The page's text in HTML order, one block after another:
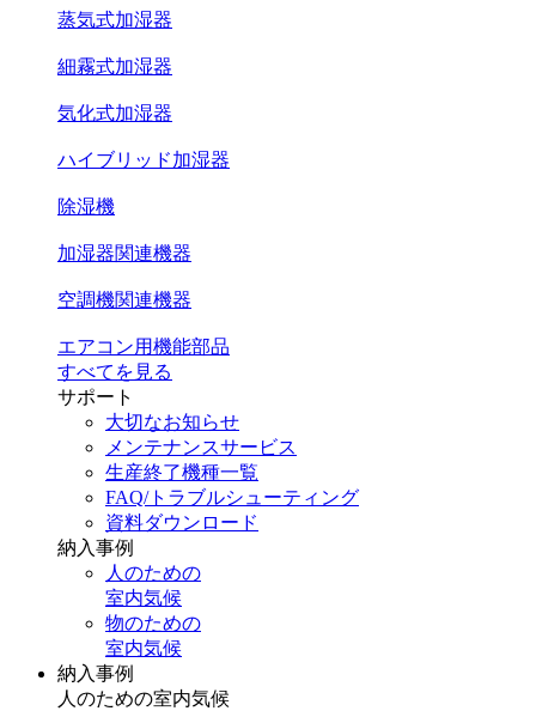
蒸気式加湿器
細霧式加湿器
気化式加湿器
ハイブリッド加湿器
除湿機
加湿器関連機器
空調機関連機器
エアコン用機能部品
すべてを見る
サポート
大切なお知らせ
メンテナンスサービス
生産終了機種一覧
FAQ/トラブルシューティング
資料ダウンロード
納入事例
人のための
室内気候
物のための
室内気候
納入事例
人のための室内気候